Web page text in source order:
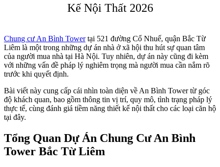
Kế Nội Thất 2026
Chung cư An Bình Towertại 521 đường Cổ Nhuế, quận Bắc Từ
Liêm là một trong những dự án nhà ở xã hội thu hút sự quan tâm
của người mua nhà tại Hà Nội. Tuy nhiên, dự án này cũng đi kèm
với những vấn đề pháp lý nghiêm trọng mà người mua cần nắm rõ
trước khi quyết định.
Bài viết này cung cấp cái nhìn toàn diện về An Bình Tower từ góc
độ khách quan, bao gồm thông tin vị trí, quy mô, tình trạng pháp lý
thực tế, cùng đánh giá tiềm năng thiết kế nội thất cho các loại căn hộ
tại đây.
Tổng Quan Dự Án Chung Cư An Bình
Tower Bắc Từ Liêm